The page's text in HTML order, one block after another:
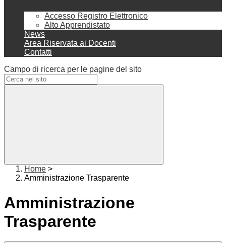
Accesso Registro Elettronico
Alto Apprendistato
News
Area Riservata ai Docenti
Contatti
Campo di ricerca per le pagine del sito
Home >
Amministrazione Trasparente
Amministrazione
Trasparente